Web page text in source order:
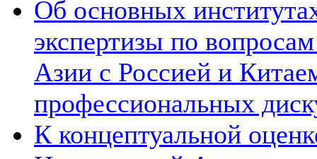
Об основных
экспертизы по
Азии с Россией и
профессиональных
К концептуальной